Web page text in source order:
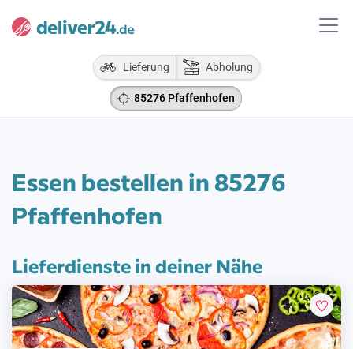
Lieferung Abholung
85276 Pfaffenhofen
Essen bestellen in 85276
Pfaffenhofen
Lieferdienste in deiner Nähe